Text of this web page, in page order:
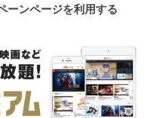
ーンページを利用する